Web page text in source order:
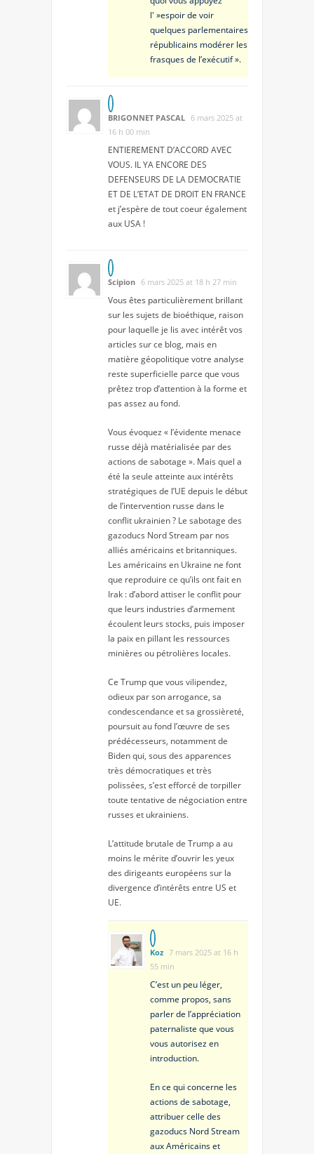
l' »espoir de voir
quelques parlementaires
républicains modérer les
frasques de l’exécutif ».
BRIGONNET PASCAL 6 mars 2025 at
16 h 00 min
ENTIEREMENT D’ACCORD AVEC
VOUS. IL YA ENCORE DES
DEFENSEURS DE LA DEMOCRATIE
ET DE L’ETAT DE DROIT EN FRANCE
et j’espère de tout coeur également
aux USA !
Scipion 6 mars 2025 at 18 h 27 min
Vous êtes particulièrement brillant
sur les sujets de bioéthique, raison
pour laquelle je lis avec intérêt vos
articles sur ce blog, mais en
matière géopolitique votre analyse
reste superficielle parce que vous
prêtez trop d’attention à la forme et
pas assez au fond.
Vous évoquez « l’évidente menace
russe déjà matérialisée par des
actions de sabotage ». Mais quel a
été la seule atteinte aux intérêts
stratégiques de l’UE depuis le début
de l’intervention russe dans le
conflit ukrainien ? Le sabotage des
gazoducs Nord Stream par nos
alliés américains et britanniques.
Les américains en Ukraine ne font
que reproduire ce qu’ils ont fait en
Irak : d’abord attiser le conflit pour
que leurs industries d’armement
écoulent leurs stocks, puis imposer
la paix en pillant les ressources
minières ou pétrolières locales.
Ce Trump que vous vilipendez,
odieux par son arrogance, sa
condescendance et sa grossièreté,
poursuit au fond l’œuvre de ses
prédécesseurs, notamment de
Biden qui, sous des apparences
très démocratiques et très
polissées, s’est efforcé de torpiller
toute tentative de négociation entre
russes et ukrainiens.
L’attitude brutale de Trump a au
moins le mérite d’ouvrir les yeux
des dirigeants européens sur la
divergence d’intérêts entre US et
UE.
Koz 7 mars 2025 at 16 h
55 min
C’est un peu léger,
comme propos, sans
parler de l’appréciation
paternaliste que vous
vous autorisez en
introduction.
En ce qui concerne les
actions de sabotage,
attribuer celle des
gazoducs Nord Stream
aux Américains et